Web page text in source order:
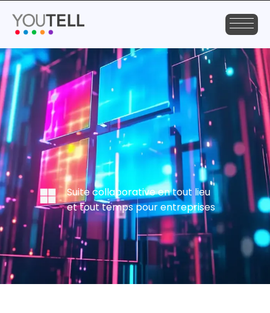
Suite collaborative en tout lieu
et tout temps pour entreprises